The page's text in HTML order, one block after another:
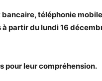
téléphonie mobile
partir du lundi 16
pour leur compréhension.